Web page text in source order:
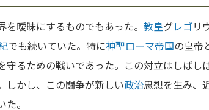
を曖昧にするものでもあった。 教皇グレゴリ
でも続いていた。特に神聖ローマ帝国の皇帝
守るための戦いであった。この対立はしばし
しかし、この闘争が新しい政治思想を生み、
。